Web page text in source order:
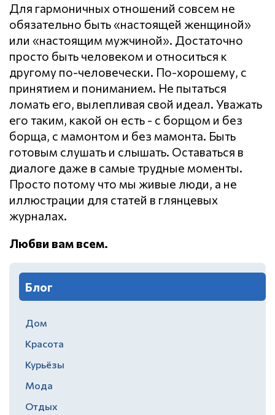
Для гармоничных отношений совсем не
обязательно быть «настоящей женщиной»
или «настоящим мужчиной». Достаточно
просто быть человеком и относиться к
другому по-человечески. По-хорошему, с
принятием и пониманием. Не пытаться
ломать его, вылепливая свой идеал. Уважать
его таким, какой он есть - с борщом и без
борща, с мамонтом и без мамонта. Быть
готовым слушать и слышать. Оставаться в
диалоге даже в самые трудные моменты.
Просто потому что мы живые люди, а не
иллюстрации для статей в глянцевых
журналах.
Любви вам всем.
Блог
Дом
Красота
Курьёзы
Мода
Отдых